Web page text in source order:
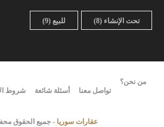
تحت الإنشاء (8) للبيع (9)
من نحن؟
تواصل معنا
أسئلة شائعة شروط
عقارات سوريا - جميع الحقوق